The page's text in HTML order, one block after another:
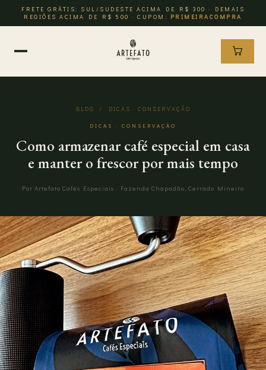
FRETE GRÁTIS: SUL/SUDESTE ACIMA DE R$ 300 · DEMAIS
REGIÕES ACIMA DE R$ 500 · CUPOM: PRIMEIRACOMPRA
BLOG / DICAS · CONSERVAÇÃO
DICAS · CONSERVAÇÃO
Como armazenar café especial em casa
e manter o frescor por mais tempo
Por Artefato Cafés Especiais · Fazenda Chapadão, Cerrado Mineiro